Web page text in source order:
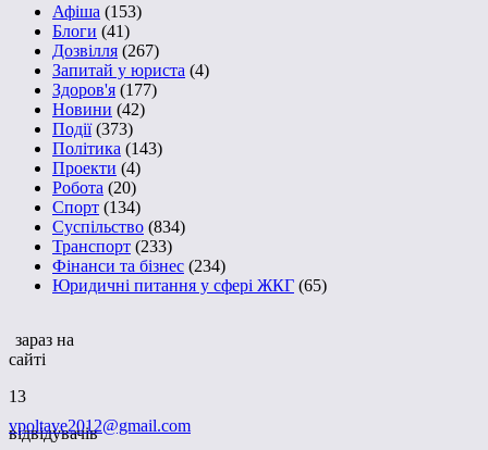
Афіша (153)
Блоги (41)
Дозвілля (267)
Запитай у юриста (4)
Здоров'я (177)
Новини (42)
Події(373)
Політика (143)
Проекти (4)
Робота (20)
Спорт (134)
Суспільство (834)
Транспорт (233)
Фінанси та бізнес (234)
Юридичні питання у сфері ЖКГ (65)
зараз на
сайті
13
відвідувачів
vpoltave2012@gmail.com